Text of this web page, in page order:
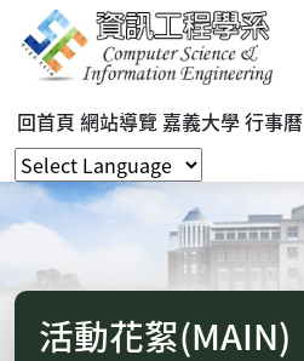
回首頁 網站導覽 嘉義大學行事曆
活動花絮(MAIN)